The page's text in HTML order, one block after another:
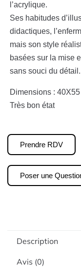
l’acrylique.
Ses habitudes
didactiques,
mais son style
basées sur la mise
sans souci du détail.
Dimensions :
Très bon état
Prendre RDV
Poser une
Description
Avis (0)